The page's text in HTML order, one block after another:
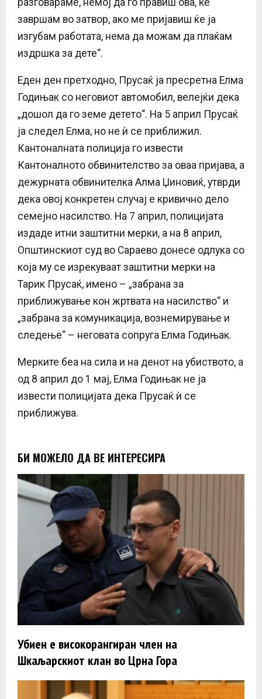
завршам во затвор, ако ме пријавиш ќе ја
изгубам работата, нема да можам да плаќам
издршка за дете“.
Еден ден претходно, Прусаќ ја пресретна Елма
Годињак со неговиот автомобил, велејќи дека
„дошол да го земе детето“. На 5 април Прусаќ
ја следел Елма, но не ѝ се приближил.
Кантоналната полиција го извести
Кантоналното обвинителство за оваа пријава, а
дежурната обвинителка Алма Џиновиќ, утврди
дека овој конкретен случај е кривично дело
семејно насилство. На 7 април, полицијата
издаде итни заштитни мерки, а на 8 април,
Општинскиот суд во Сараево донесе одлука со
која му се изрекуваат заштитни мерки на
Тарик Прусаќ, имено – „забрана за
приближување кон жртвата на насилство“ и
„забрана за комуникација, вознемирување и
следење“ – неговата сопруга Елма Годињак.
Мерките беа на сила и на денот на убиството, а
од 8 април до 1 мај, Елма Годињак не ја
извести полицијата дека Прусаќ ѝ се
приближува.
БИ МОЖЕЛО ДА ВЕ ИНТЕРЕСИРА
Убиен е високорангиран член на
Шкаљарскиот клан во Црна Гора